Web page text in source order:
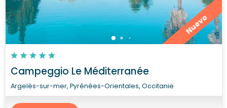
Nuevo
Campeggio Le Méditerranée
Argelès-sur-mer, Pyrénées-Orientales, Occitanie